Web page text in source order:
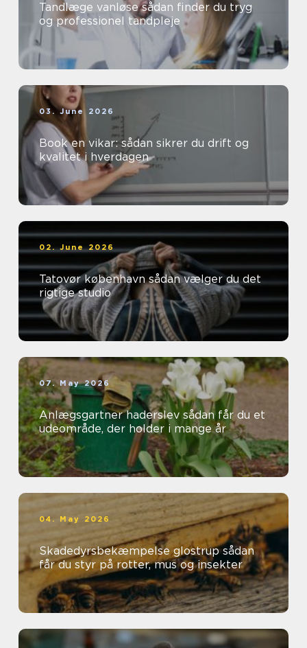
Tandlæge vanløse sådan finder du tryg
og professionel tandpleje
03. June 2026
Book en vikar: sådan sikrer du drift og
kvalitet i hverdagen
02. June 2026
Tatovør københavn sådan vælger du det
rigtige studio
07. May 2026
Anlægsgartner haderslev sådan får du et
udeområde, der holder i mange år
04. May 2026
Skadedyrsbekæmpelse glostrup sådan
får du styr på rotter, mus og insekter